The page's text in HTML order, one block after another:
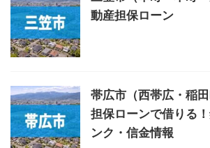
動産担保ローン
帯広市（西帯広・稲
担保ローンで借りる
ンク・信金情報